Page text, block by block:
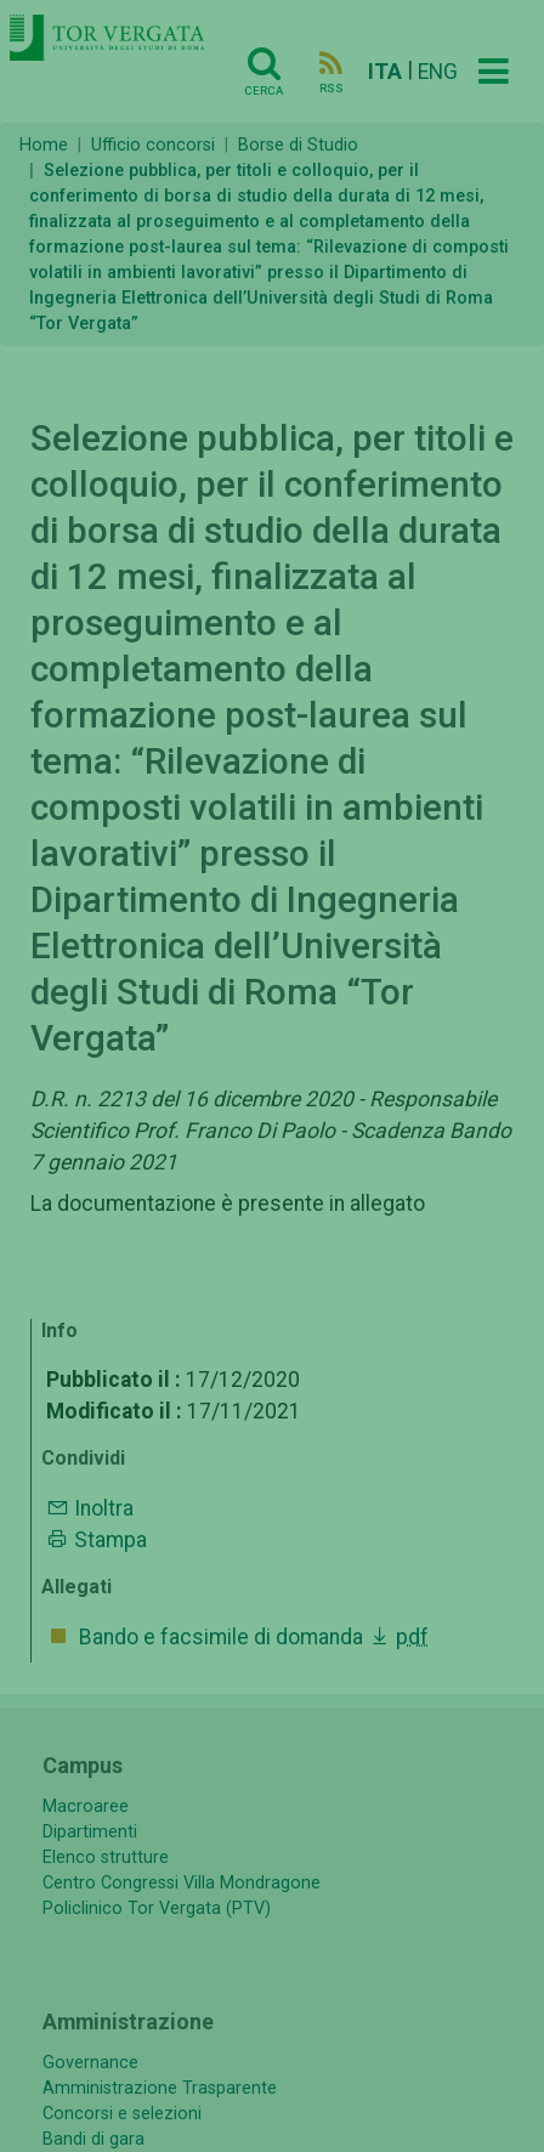
CERCA RSS
ITA ENG
Home Ufficio concorsi
Borse di Studio
Selezione pubblica, per titoli e colloquio, per il
conferimento di borsa di studio della durata di 12 mesi,
finalizzata al proseguimento e al completamento della
formazione post-laurea sul tema: “Rilevazione di composti
volatili in ambienti lavorativi” presso il Dipartimento di
Ingegneria Elettronica dell’Università degli Studi di Roma
“Tor Vergata”
Selezione pubblica, per titoli e
colloquio, per il conferimento
di borsa di studio della durata
di 12 mesi, finalizzata al
proseguimento e al
completamento della
formazione post-laurea sul
tema: “Rilevazione di
composti volatili in ambienti
lavorativi” presso il
Dipartimento di Ingegneria
Elettronica dell’Università
degli Studi di Roma “Tor
Vergata”
D.R. n. 2213 del 16 dicembre 2020 - Responsabile
Scientifico Prof. Franco Di Paolo - Scadenza Bando
7 gennaio 2021
La documentazione è presente in allegato
Info
Pubblicato il : 17/12/2020
Modificato il : 17/11/2021
Condividi
Inoltra
Stampa
Allegati
Bando e facsimile di domanda pdf
Campus
Macroaree
Dipartimenti
Elenco strutture
Centro Congressi Villa Mondragone
Policlinico Tor Vergata (PTV)
Amministrazione
Governance
Amministrazione Trasparente
Concorsi e selezioni
Bandi di gara